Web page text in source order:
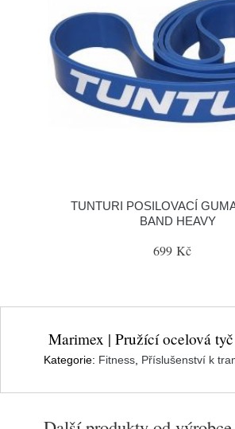
TUNTURI POSILOVACÍ
BAND HEAVY
699 Kč
Marimex | Pružící ocelová
Kategorie: Fitness, Příslušenství k